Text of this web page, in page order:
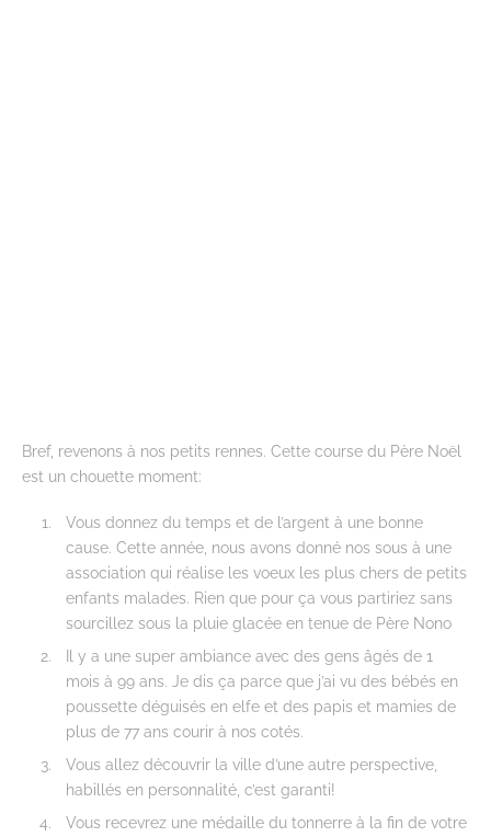
Bref, revenons à nos petits rennes. Cette course du Père Noël
est un chouette moment:
Vous donnez du temps et de l’argent à une bonne
cause. Cette année, nous avons donné nos sous à une
association qui réalise les voeux les plus chers de petits
enfants malades. Rien que pour ça vous partiriez sans
sourcillez sous la pluie glacée en tenue de Père Nono
Il y a une super ambiance avec des gens âgés de 1
mois à 99 ans. Je dis ça parce que j’ai vu des bébés en
poussette déguisés en elfe et des papis et mamies de
plus de 77 ans courir à nos cotés.
Vous allez découvrir la ville d’une autre perspective,
habillés en personnalité, c’est garanti!
Vous recevrez une médaille du tonnerre à la fin de votre